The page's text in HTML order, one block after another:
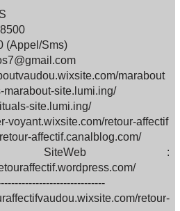
(Appel/Sms)
marabout
marabout-site.lumi.ing/
site.lumi.ing/
voyant.wixsite.com/retour-affectif
affectif.canalblog.com/
:
retour-